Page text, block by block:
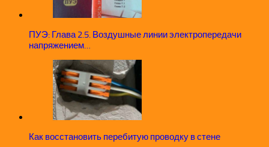
ПУЭ: Глава 2.5. Воздушные линии электропередачи
напряжением…
Как восстановить перебитую проводку в стене